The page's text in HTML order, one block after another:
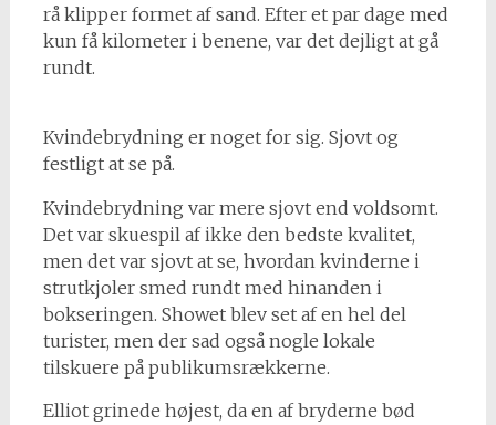
rå klipper formet af sand. Efter et par dage med
kun få kilometer i benene, var det dejligt at gå
rundt.
Kvindebrydning er noget for sig. Sjovt og
festligt at se på.
Kvindebrydning var mere sjovt end voldsomt.
Det var skuespil af ikke den bedste kvalitet,
men det var sjovt at se, hvordan kvinderne i
strutkjoler smed rundt med hinanden i
bokseringen. Showet blev set af en hel del
turister, men der sad også nogle lokale
tilskuere på publikumsrækkerne.
Elliot grinede højest, da en af bryderne bød